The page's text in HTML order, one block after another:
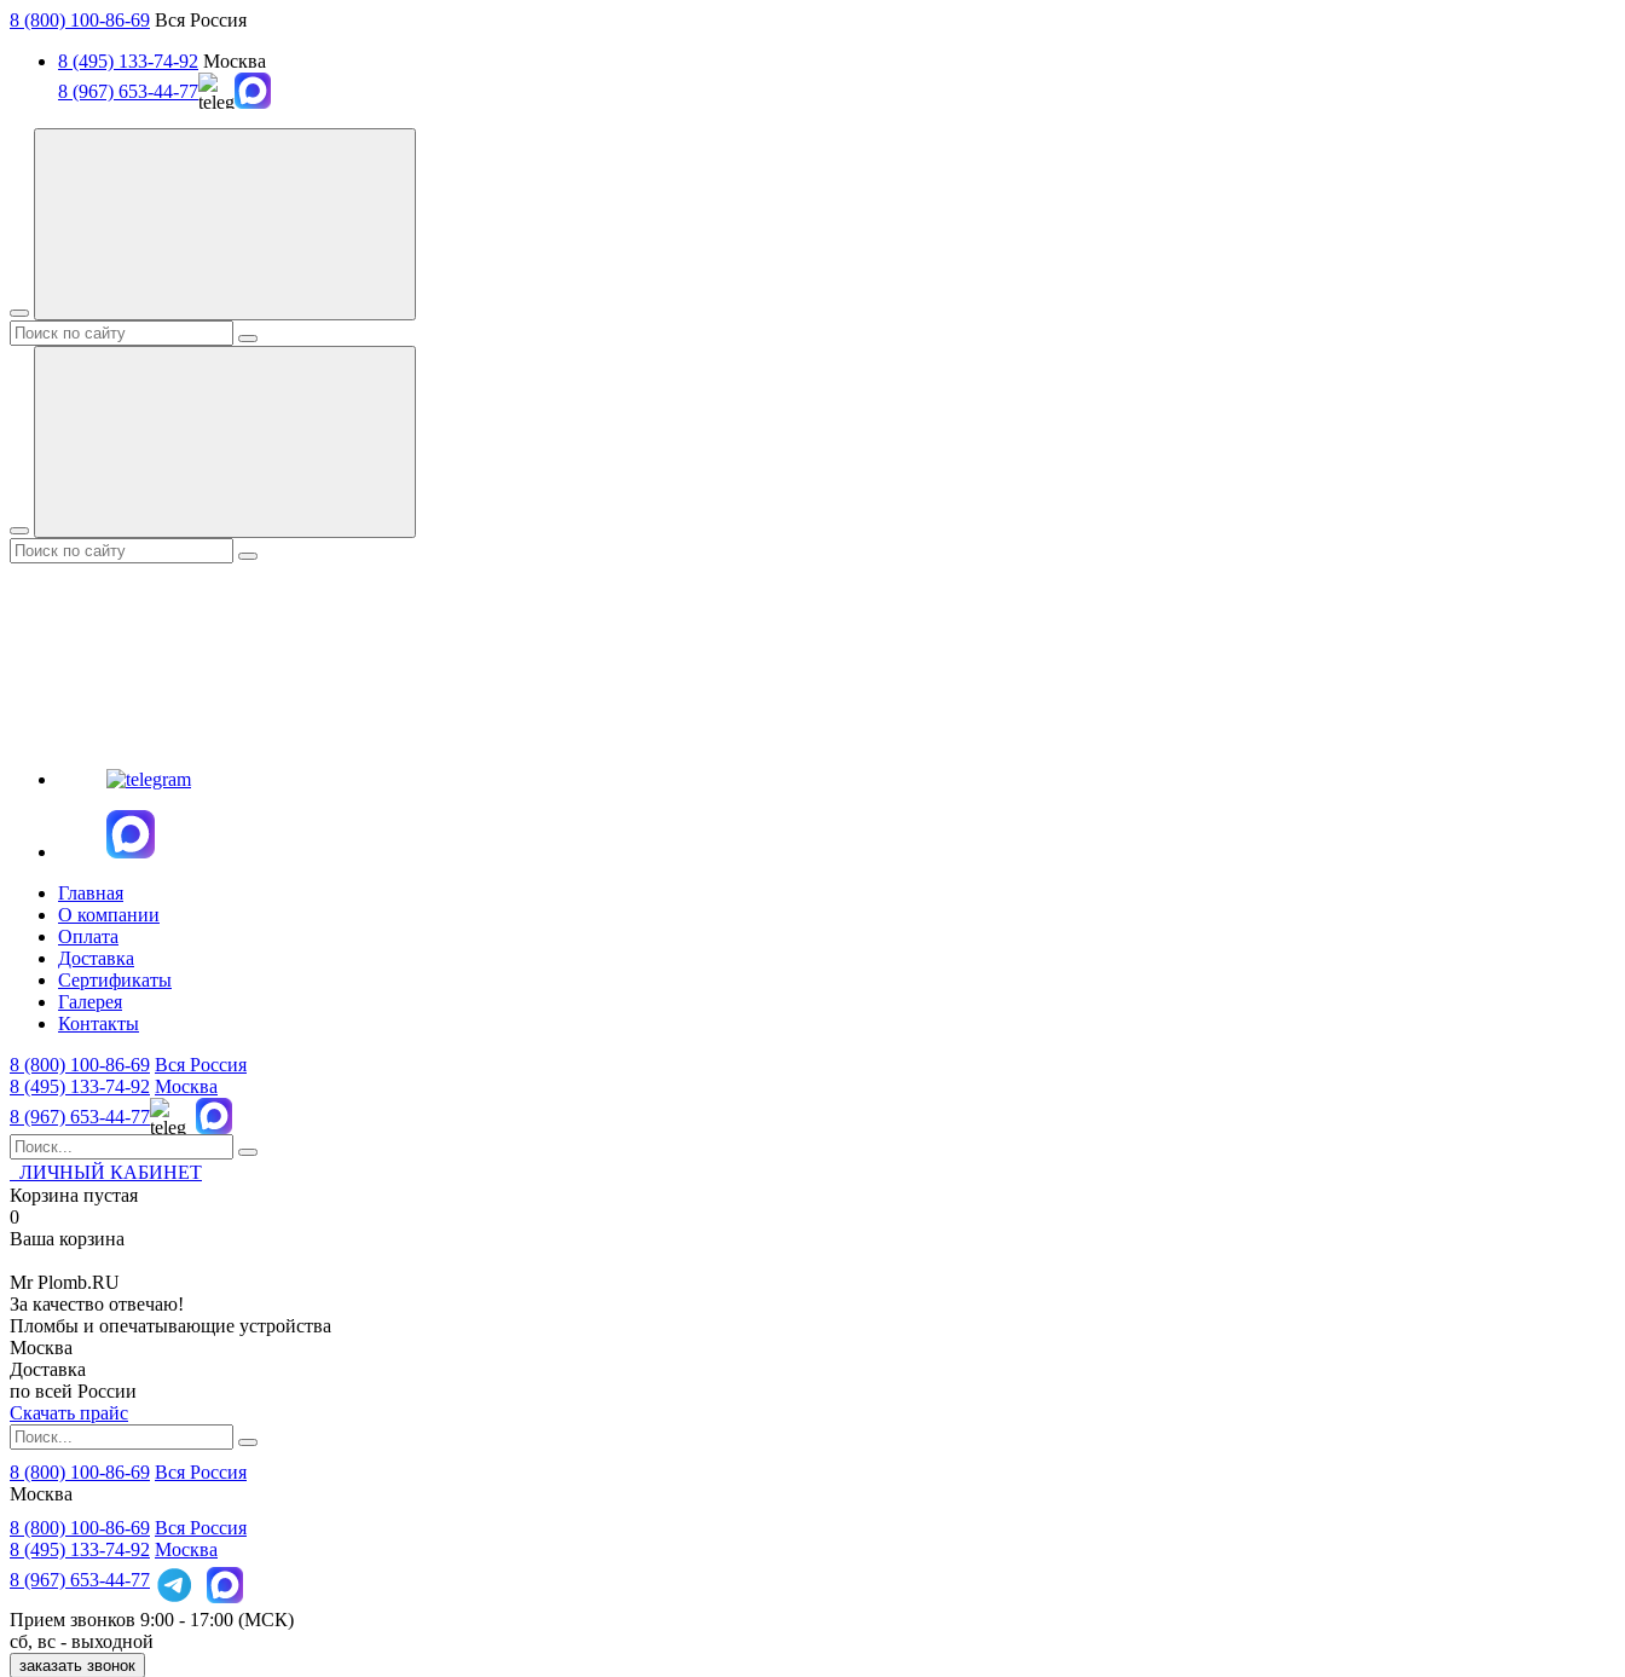
8 (800) 100-86-69 Вся Россия
8 (495) 133-74-92 Москва
8 (967) 653-44-77
Главная
О компании
Оплата
Доставка
Сертификаты
Галерея
Контакты
8 (800) 100-86-69 Вся Россия
8 (495) 133-74-92 Москва
8 (967) 653-44-77
ЛИЧНЫЙ КАБИНЕТ
Корзина пустая
0
Ваша корзина
MrPlomb.RU
За качество отвечаю!
Пломбы и опечатывающие устройства
Москва
Доставка
по всей России
Скачать прайс
8 (800) 100-86-69 Вся Россия
Москва
8 (800) 100-86-69 Вся Россия
8 (495) 133-74-92 Москва
8 (967) 653-44-77
Прием звонков 9:00 - 17:00 (МСК)
сб, вс - выходной
заказать звонок